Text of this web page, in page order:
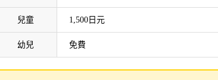
兒童 1,500日元
幼兒 免費